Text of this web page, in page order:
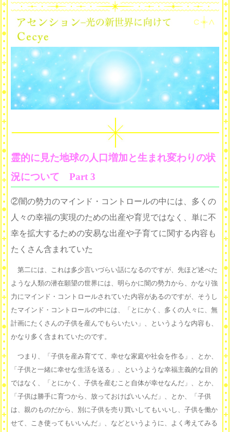
霊的に見た地球の人口増加と生まれ変わりの状
況について Part 3
②闇の勢力のマインド・コントロールの中には、多くの
人々の幸福の実現のための出産や育児ではなく、単に不
幸を拡大するための安易な出産や子育てに関する内容も
たくさん含まれていた
第二には、これは多少言いづらい話になるのですが、先ほど述べた
ような人類の潜在願望の世界には、明らかに闇の勢力から、かなり強
力にマインド・コントロールされていた内容があるのですが、そうし
たマインド・コントロールの中には、「とにかく、多くの人々に、無
計画にたくさんの子供を産んでもらいたい」、というような内容も、
かなり多く含まれていたのです。
つまり、「子供を産み育てて、幸せな家庭や社会を作る」、とか、
「子供と一緒に幸せな生活を送る」、というような幸福主義的な目的
ではなく、「とにかく、子供を産むこと自体が幸せなんだ」、とか、
「子供は勝手に育つから、放っておけばいいんだ」、とか、「子供
は、親のものだから、別に子供を売り買いしてもいいし、子供を働か
せて、こき使ってもいいんだ」、などというように、よく考えてみる